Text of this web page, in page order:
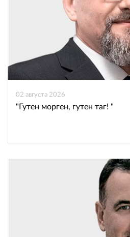
02 августа 2026
"Гутен морген, гутен таг! "